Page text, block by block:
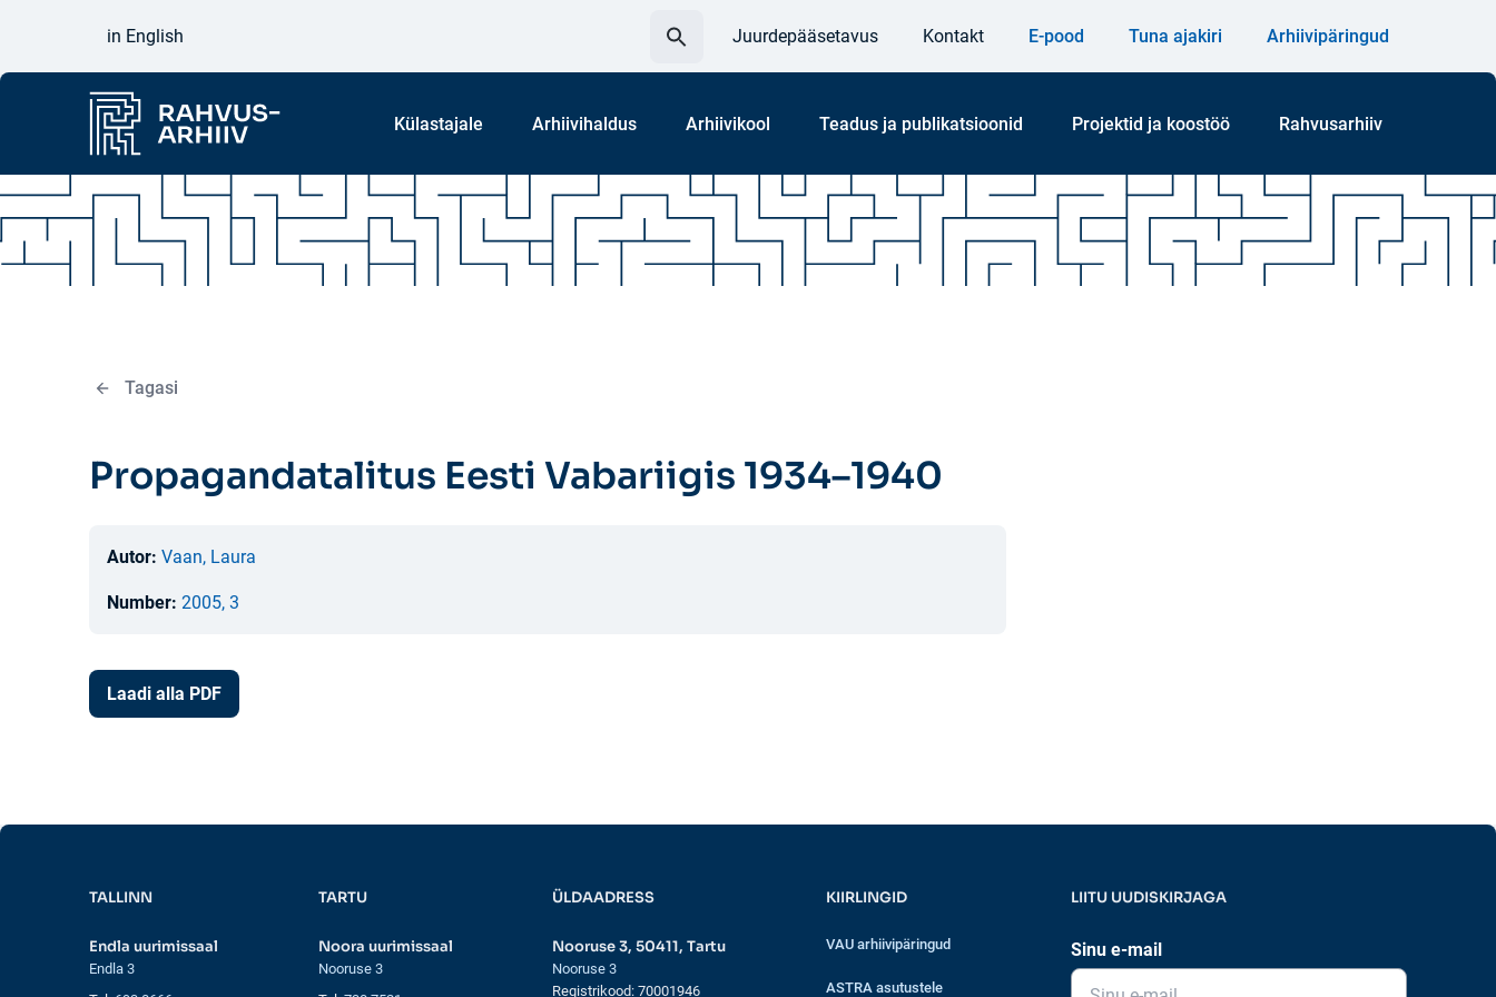
in English
Juurdepääsetavus Kontakt E-pood Tuna ajakiri Arhiivipäringud
Külastajale Arhiivihaldus Arhiivikool Teadus ja publikatsioonid Projektid ja koostöö Rahvusarhiiv
Tagasi
Propagandatalitus Eesti Vabariigis 1934–1940
Autor: Vaan, Laura
Number: 2005, 3
Laadi alla PDF
TALLINN
Endla uurimissaal
Endla 3
TARTU
Noora uurimissaal
Nooruse 3
ÜLDAADRESS
Nooruse 3, 50411, Tartu
Nooruse 3
Registrikood: 70001946
KIIRLINGID
VAU arhiivipäringud
ASTRA asutustele
LIITU UUDISKIRJAGA
Sinu e-mail